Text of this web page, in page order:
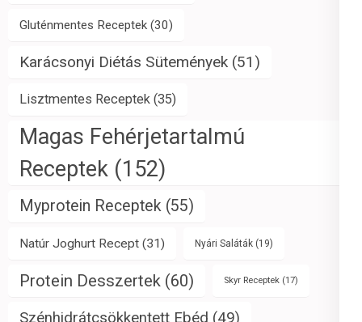
Gluténmentes Receptek (30)
Karácsonyi Diétás Sütemények (51)
Lisztmentes Receptek (35)
Magas Fehérjetartalmú
Receptek (152)
Myprotein Receptek (55)
Natúr Joghurt Recept (31) Nyári Saláták (19)
Protein Desszertek (60) Skyr Receptek (17)
Szénhidrátcsökkentett Ebéd (49)